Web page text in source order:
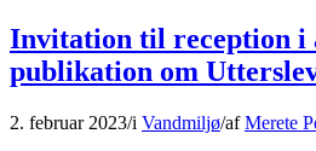
Invitation til reception i
publikation om
2. februar 2023/i Vandmiljø/afMerete